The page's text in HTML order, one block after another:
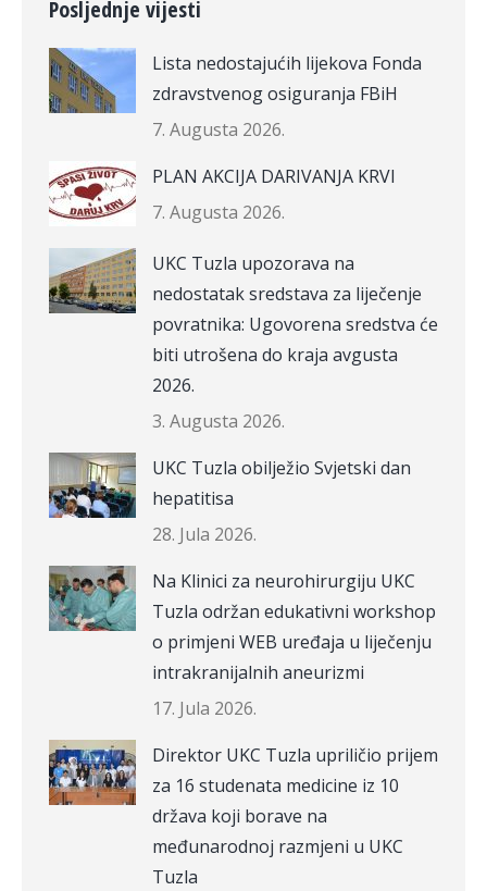
Posljednje vijesti
Lista nedostajućih lijekova Fonda
zdravstvenog osiguranja FBiH
7. Augusta 2026.
PLAN AKCIJA DARIVANJA KRVI
7. Augusta 2026.
UKC Tuzla upozorava na
nedostatak sredstava za liječenje
povratnika: Ugovorena sredstva će
biti utrošena do kraja avgusta
2026.
3. Augusta 2026.
UKC Tuzla obilježio Svjetski dan
hepatitisa
28. Jula 2026.
Na Klinici za neurohirurgiju UKC
Tuzla održan edukativni workshop
o primjeni WEB uređaja u liječenju
intrakranijalnih aneurizmi
17. Jula 2026.
Direktor UKC Tuzla upriličio prijem
za 16 studenata medicine iz 10
država koji borave na
međunarodnoj razmjeni u UKC
Tuzla